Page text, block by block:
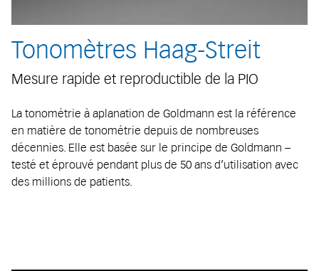
Tonomètres Haag-Streit
Mesure rapide et reproductible de la PIO
La tonométrie à aplanation de Goldmann est la référence
en matière de tonométrie depuis de nombreuses
décennies. Elle est basée sur le principe de Goldmann –
testé et éprouvé pendant plus de 50 ans d’utilisation avec
des millions de patients.